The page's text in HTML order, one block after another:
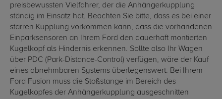
preisbewussten Vielfahrer, der die Anhängerkupplung
ständig im Einsatz hat. Beachten Sie bitte, dass es bei einer
starren Kupplung vorkommen kann, dass die vorhandenen
Einparksensoren an Ihrem Ford den dauerhaft montierten
Kugelkopf als Hindernis erkennen. Sollte also Ihr Wagen
über PDC (Park-Distance-Control) verfügen, wäre der Kauf
eines abnehmbaren Systems überlegenswert. Bei Ihrem
Ford Fusion muss die Stoßstange im Bereich des
Kugelkopfes der Anhängerkupplung ausgeschnitten